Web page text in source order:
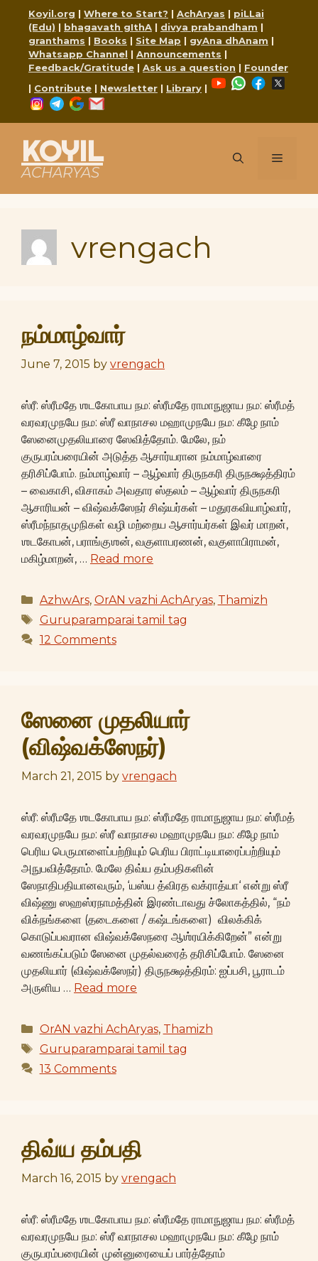
content
Koyil.org | Where to Start? | AchAryas | piLLai
(Edu) | bhagavath gIthA | divya prabandham |
granthams | Books | Site Map | gyAna dhAnam |
Whatsapp Channel | Announcements |
Feedback/Gratitude | Ask us a question | Founder
| Contribute | Newsletter | Library |
YouTubeWhatsApp
Facebook
Instagram
Telegram
Google
KOYIL
ACHARYAS
Menu
vrengach
நம்மாழ்வார்
June 7, 2015 by vrengach
ஸ்ரீ: ஸ்ரீமதே ஶடகோபாய நம: ஸ்ரீமதே ராமாநுஜாய நம: ஸ்ரீமத்
வரவரமுநயே நம: ஸ்ரீ வாநாசல மஹாமுநயே நம: கீழே நாம்
ஸேனைமுதலியாரை ஸேவித்தோம். மேலே, நம்
குருபரம்பரையின் அடுத்த ஆசார்யரான நம்மாழ்வாரை
தரிசிப்போம். நம்மாழ்வார் – ஆழ்வார் திருநகரி திருநக்ஷத்திரம்
– வைகாசி, விசாகம் அவதார ஸ்தலம் – ஆழ்வார் திருநகரி
ஆசாரியன் – விஷ்வக்ஸேநர் சிஷ்யர்கள் – மதுரகவியாழ்வார்,
ஸ்ரீமந்நாதமுநிகள் வழி மற்றைய ஆசார்யர்கள் இவர் மாறன்,
ஶடகோபன், பராங்குஶன், வகுளாபரணன், வகுளாபிராமன்,
மகிழ்மாறன், … Read more
Categories
AzhwArs, OrAN vazhi AchAryas, Thamizh
Tags
Guruparamparai tamil tag
12 Comments
ஸேனை முதலியார்
(விஷ்வக்ஸேநர்)
March 21, 2015 by vrengach
ஸ்ரீ: ஸ்ரீமதே ஶடகோபாய நம: ஸ்ரீமதே ராமாநுஜாய நம: ஸ்ரீமத்
வரவரமுநயே நம: ஸ்ரீ வாநாசல மஹாமுநயே நம: கீழே நாம்
பெரிய பெருமாளைப்பற்றியும் பெரிய பிராட்டியாரைப்பற்றியும்
அநுபவித்தோம். மேலே திவ்ய தம்பதிகளின்
ஸேநாதிபதியானவரும், ‘யஸ்ய த்விரத வக்ராத்யா‘ என்று ஸ்ரீ
விஷ்ணு ஸஹஸ்ரநாமத்தின் இரண்டாவது ச்லோகத்தில், “நம்
விக்நங்களை (தடைகளை / கஷ்டங்களை) விலக்கிக்
கொடுப்பவரான விஷ்வக்ஸேநரை ஆஶ்ரயிக்கிறேன்” என்று
வணங்கப்படும் ஸேனை முதல்வரைத் தரிசிப்போம். ஸேனை
முதலியார் (விஷ்வக்ஸேநர்) திருநக்ஷத்திரம்: ஐப்பசி, பூராடம்
அருளிய … Read more
Categories
OrAN vazhi AchAryas, Thamizh
Tags
Guruparamparai tamil tag
13 Comments
திவ்ய தம்பதி
March 16, 2015 by vrengach
ஸ்ரீ: ஸ்ரீமதே ஶடகோபாய நம: ஸ்ரீமதே ராமாநுஜாய நம: ஸ்ரீமத்
வரவரமுநயே நம: ஸ்ரீ வாநாசல மஹாமுநயே நம: கீழே நாம்
குருபரம்பரையின் முன்னுரையைப் பார்த்தோம்